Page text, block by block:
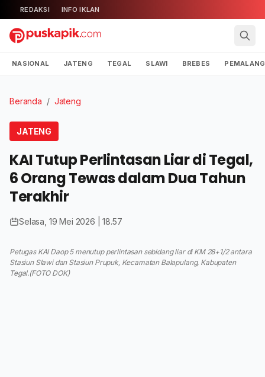
REDAKSI INFO IKLAN
NASIONAL JATENG TEGAL SLAWI BREBES PEMALANG
Beranda / Jateng
JATENG
KAI Tutup Perlintasan Liar di Tegal,
6 Orang Tewas dalam Dua Tahun
Terakhir
Selasa, 19 Mei 2026 | 18.57
Petugas KAI Daop 5 menutup perlintasan sebidang liar di KM 28+1/2 antara
Stasiun Slawi dan Stasiun Prupuk, Kecamatan Balapulang, Kabupaten
Tegal.(FOTO DOK)